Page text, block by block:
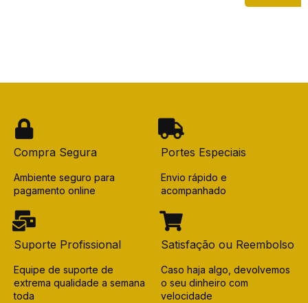
Compra Segura
Ambiente seguro para
pagamento online
Portes Especiais
Envio rápido e
acompanhado
Suporte Profissional
Equipe de suporte de
extrema qualidade a semana
toda
Satisfação ou Reembolso
Caso haja algo, devolvemos
o seu dinheiro com
velocidade